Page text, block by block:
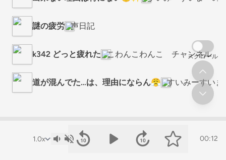
00:12
謎の疲労 声日記
k342 どっと疲れた こわんこわんこ チャンネル
道が混んでた…は、理由にならん😤 すいみーすい
スクロール